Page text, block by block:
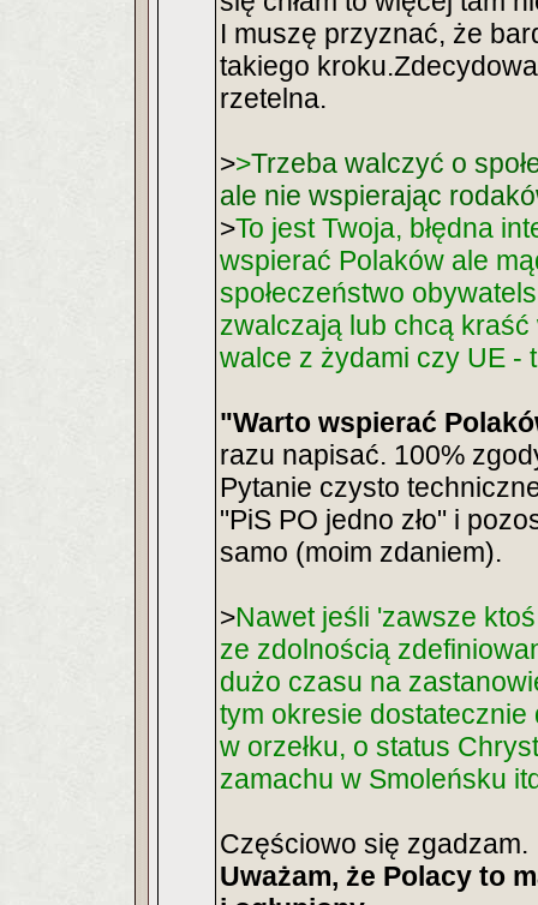
I muszę przyznać, że
takiego
rzetelna.
>>Trzeba walczyć o
ale nie wspierając
>To jest Twoja, błędna
wspierać Polaków ale
społeczeństwo
zwalczają lub chcą
walce z żydami czy UE -
"Warto wspierać
razu napisać. 100%
Pytanie czysto
"PiS PO jedno zło" i
samo (moim zdaniem).
>Nawet jeśli 'zawsze
ze zdolnością
dużo czasu na
tym okresie dostatecznie
w orzełku, o status
zamachu w Smoleńsku
Częściowo się zgadzam.
Uważam, że Polacy to